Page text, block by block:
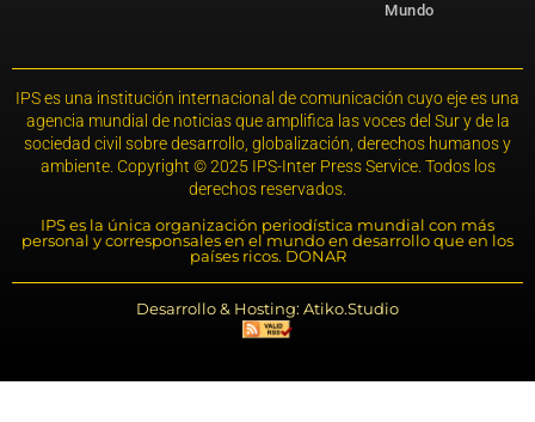
Mundo
IPS es una institución internacional de comunicación cuyo eje es una
agencia mundial de noticias que amplifica las voces del Sur y de la
sociedad civil sobre desarrollo, globalización, derechos humanos y
ambiente. Copyright © 2025 IPS-Inter Press Service. Todos los
derechos reservados.
IPS es la única organización periodística mundial con más
personal y corresponsales en el mundo en desarrollo que en los
países ricos. DONAR
Desarrollo & Hosting: Atiko.Studio